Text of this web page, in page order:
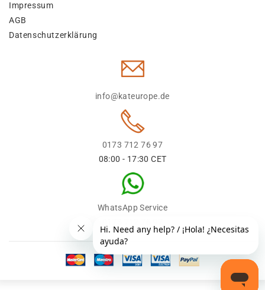
Impressum
AGB
Datenschutzerklärung
info@kateurope.de
0173 712 76 97
08:00 - 17:30 CET
WhatsApp Service